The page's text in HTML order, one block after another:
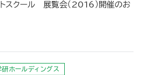
スクール 展覧会（2016）開催のお
研ホールディングス